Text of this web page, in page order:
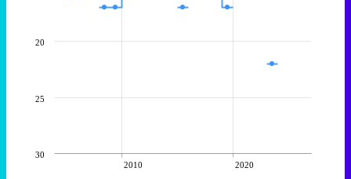
2010 2020
20
25
30